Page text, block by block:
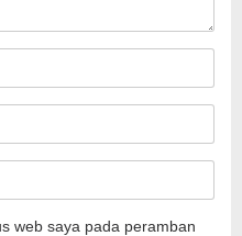
web saya pada peramban